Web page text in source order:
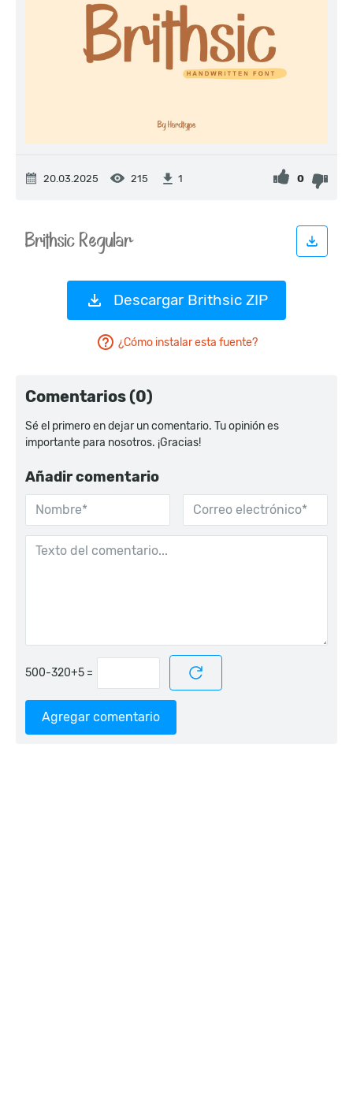
20.03.2025 215 1 0
Descargar Brithsic ZIP
¿Cómo instalar esta fuente?
Comentarios (0)
Sé el primero en dejar un comentario. Tu opinión es
importante para nosotros. ¡Gracias!
Añadir comentario
=
Agregar comentario